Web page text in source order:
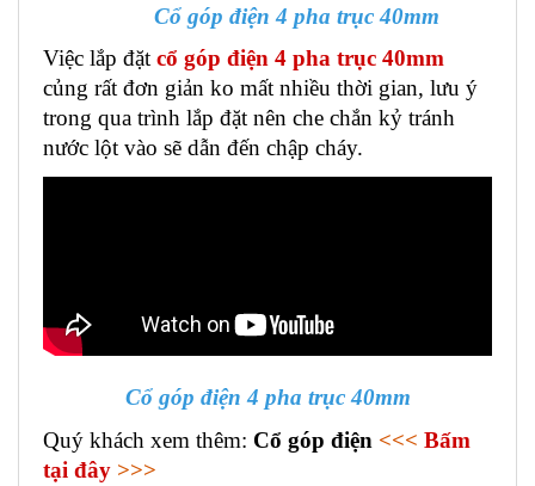
Cổ góp điện 4 pha trục 40mm
Việc lắp đặt cổ góp điện 4 pha trục 40mm
củng rất đơn giản ko mất nhiều thời gian, lưu ý
trong qua trình lắp đặt nên che chắn kỷ tránh
nước lột vào sẽ dẫn đến chập cháy.
Cổ góp điện 4 pha trục 40mm
Quý khách xem thêm: Cổ góp điện <<< Bấm
tại đây >>>